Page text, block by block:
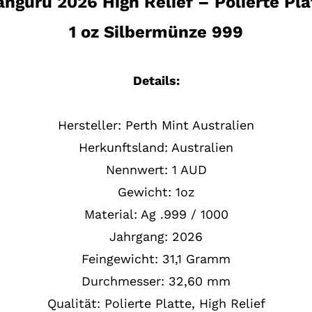
1 oz Silbermünze 999
Details:
Hersteller: Perth Mint Australien
Herkunftsland: Australien
Nennwert: 1 AUD
Gewicht: 1oz
Material: Ag .999 / 1000
Jahrgang: 2026
Feingewicht: 31,1 Gramm
Durchmesser: 32,60 mm
Qualität: Polierte Platte, High Relief